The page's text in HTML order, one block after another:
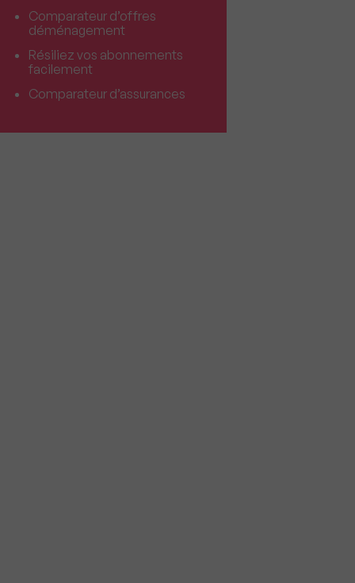
Comparateur d’offres
déménagement
Résiliez vos abonnements
facilement
Comparateur d’assurances